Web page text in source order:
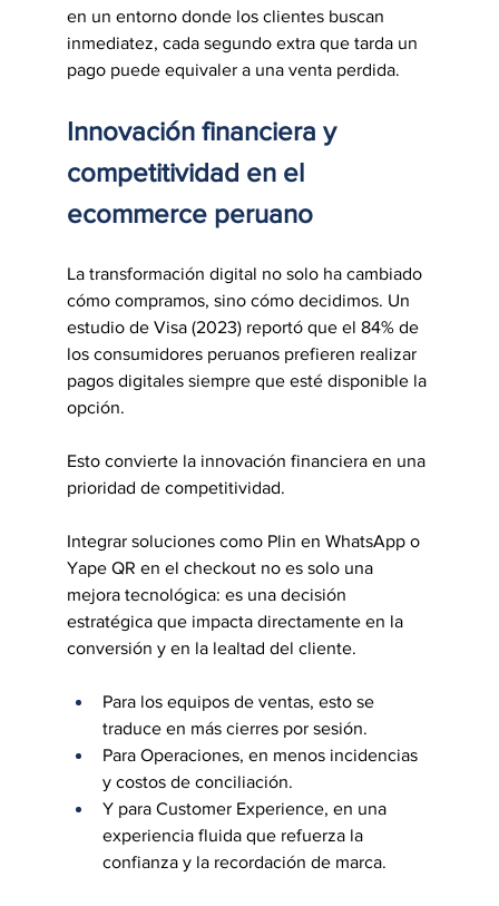
en un entorno donde los clientes buscan
inmediatez, cada segundo extra que tarda un
pago puede equivaler a una venta perdida.
Innovación financiera y
competitividad en el
ecommerce peruano
La transformación digital no solo ha cambiado
cómo compramos, sino cómo decidimos. Un
estudio de Visa (2023) reportó que el 84% de
los consumidores peruanos prefieren realizar
pagos digitales siempre que esté disponible la
opción.
Esto convierte la innovación financiera en una
prioridad de competitividad.
Integrar soluciones como Plin en WhatsApp o
Yape QR en el checkout no es solo una
mejora tecnológica: es una decisión
estratégica que impacta directamente en la
conversión y en la lealtad del cliente.
Para los equipos de ventas, esto se
traduce en más cierres por sesión.
Para Operaciones, en menos incidencias
y costos de conciliación.
Y para Customer Experience, en una
experiencia fluida que refuerza la
confianza y la recordación de marca.